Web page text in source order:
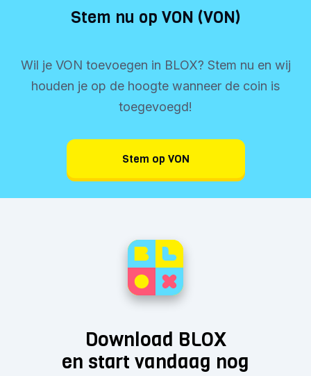
Stem nu op VON (VON)
Wil je VON toevoegen in BLOX? Stem nu en wij
houden je op de hoogte wanneer de coin is
toegevoegd!
Stem op VON
Download BLOX
en start vandaag nog